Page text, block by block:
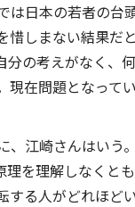
は日本の若者の台
惜しまない結果だ
分の考えがなく、
現在問題となって
江崎さんはいう。
理を理解しなくと
する人がどれほど